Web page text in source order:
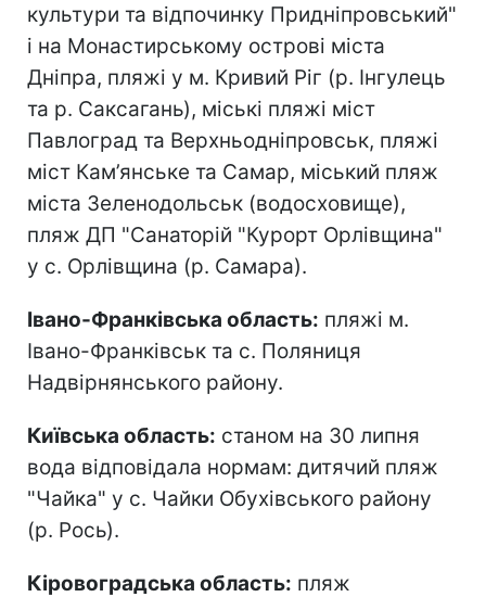
культури та відпочинку Придніпровський"
і на Монастирському острові міста
Дніпра, пляжі у м. Кривий Ріг (р. Інгулець
та р. Саксагань), міські пляжі міст
Павлоград та Верхньодніпровськ, пляжі
міст Кам’янське та Самар, міський пляж
міста Зеленодольськ (водосховище),
пляж ДП "Санаторій "Курорт Орлівщина"
у с. Орлівщина (р. Самара).
Івано-Франківська область: пляжі м.
Івано-Франківськ та с. Поляниця
Надвірнянського району.
Київська область: станом на 30 липня
вода відповідала нормам: дитячий пляж
"Чайка" у с. Чайки Обухівського району
(р. Рось).
Кіровоградська область: пляж